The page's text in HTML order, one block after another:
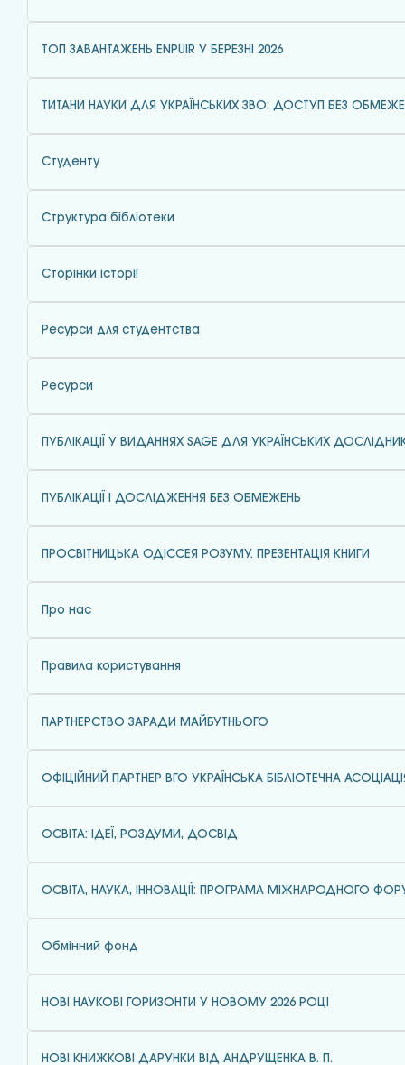
ТОП ЗАВАНТАЖЕНЬ ENPUIR У БЕРЕЗНІ 2026
ТИТАНИ НАУКИ ДЛЯ УКРАЇНСЬКИХ ЗВО: ДОСТУП БЕЗ
Студенту
Структура бібліотеки
Сторінки історії
Ресурси для студентства
Ресурси
ПУБЛІКАЦІЇ У ВИДАННЯХ SAGE ДЛЯ УКРАЇНСЬКИХ
ПУБЛІКАЦІЇ І ДОСЛІДЖЕННЯ БЕЗ ОБМЕЖЕНЬ
ПРОСВІТНИЦЬКА ОДІССЕЯ РОЗУМУ. ПРЕЗЕНТАЦІЯ КНИГИ
Про нас
Правила користування
ПАРТНЕРСТВО ЗАРАДИ МАЙБУТНЬОГО
ОФІЦІЙНИЙ ПАРТНЕР ВГО УКРАЇНСЬКА БІБЛІОТЕЧНА
ОСВІТА: ІДЕЇ, РОЗДУМИ, ДОСВІД
ОСВІТА, НАУКА, ІННОВАЦІЇ: ПРОГРАМА МІЖНАРОДНОГО
Обмінний фонд
НОВІ НАУКОВІ ГОРИЗОНТИ У НОВОМУ 2026 РОЦІ
НОВІ КНИЖКОВІ ДАРУНКИ ВІД АНДРУЩЕНКА В. П.